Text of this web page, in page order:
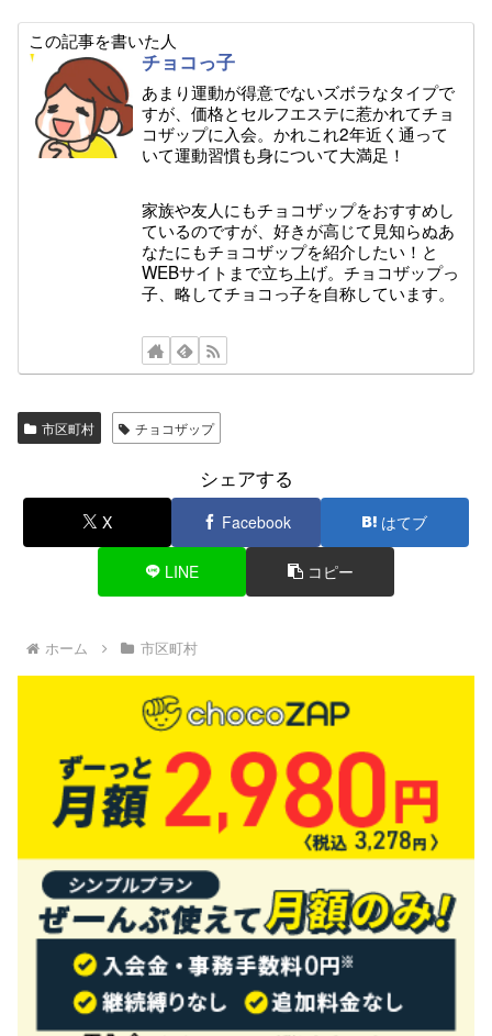
この記事を書いた人
チョコっ子
あまり運動が得意でないズボラなタイプで
すが、価格とセルフエステに惹かれてチョ
コザップに入会。かれこれ2年近く通って
いて運動習慣も身について大満足！
家族や友人にもチョコザップをおすすめし
ているのですが、好きが高じて見知らぬあ
なたにもチョコザップを紹介したい！と
WEBサイトまで立ち上げ。チョコザップっ
子、略してチョコっ子を自称しています。
市区町村 チョコザップ
シェアする
X Facebook はてブ
LINE コピー
ホーム 市区町村